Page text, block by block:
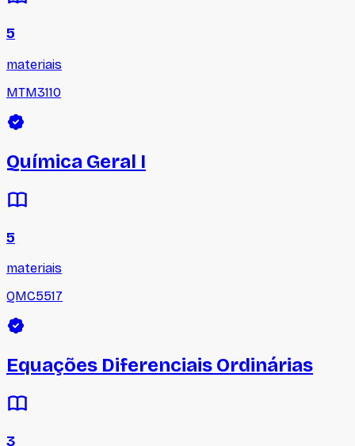
5
materiais
MTM3110
Química Geral I
5
materiais
QMC5517
Equações Diferenciais Ordinárias
3